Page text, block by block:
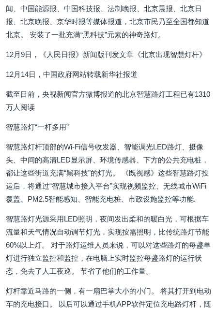
闻、中国能源报、中国科技报、法制晚报、北京晨报、北京日
报、北京晚报、京华时报等媒体报道，北京市民乃至全国都知道
北京。 安装了一批充满“黑科技”元素的神奇路灯。
12月9日，《人民日报》新闻版刊发文章《北京出现智慧灯杆》
12月14日，中国政府网站转载新华社报道
截至目前，央视新闻官方微博报道的北京智慧路灯工程已有1310
万人阅读
智慧路灯“一杆多用”
智慧路灯杆顶部的Wi-Fi信号收发器、智能调光LED路灯、摄像
头、中间的高清LED显示屏、环境传感器、下方的公共充电桩，
都让这些街道充满“黑科技”的灯光。 《既视感》这些智慧路灯投
运后，将通过“智慧城市接入平台”实现视频监控、无线城市WiFi
覆盖、PM2.5智能感知、智能充电桩、市政设施监控等功能.
智慧路灯光源采用LED照明，夜间发出柔和的暖白光，可根据车
流量和天气情况自动调节灯光，实现按需照明，比传统路灯节能
60%以上灯。 对于路灯运维人员来说，可以对这些路灯的每盏单
灯进行独立监控和监控，在电脑上实时监控每盏路灯的运行状
态，免去了人工夜巡。 节省了他们的工作量。
灯杆靠近马路的一侧，有一扇巴掌大小的小门。 将其打开到电动
车的充电接口。 以后可以通过手机APP软件定位充电路灯杆，随